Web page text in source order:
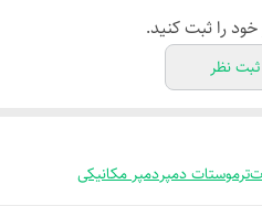
خود را ثبت کنید.
ثبت نظر
ترموستات دمپردمپر مکانیکی